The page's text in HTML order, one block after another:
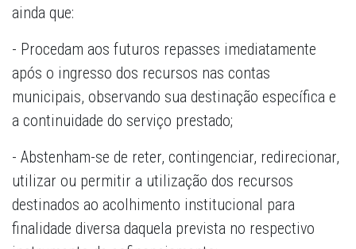
ainda que:
- Procedam aos futuros repasses imediatamente
após o ingresso dos recursos nas contas
municipais, observando sua destinação específica e
a continuidade do serviço prestado;
- Abstenham-se de reter, contingenciar, redirecionar,
utilizar ou permitir a utilização dos recursos
destinados ao acolhimento institucional para
finalidade diversa daquela prevista no respectivo